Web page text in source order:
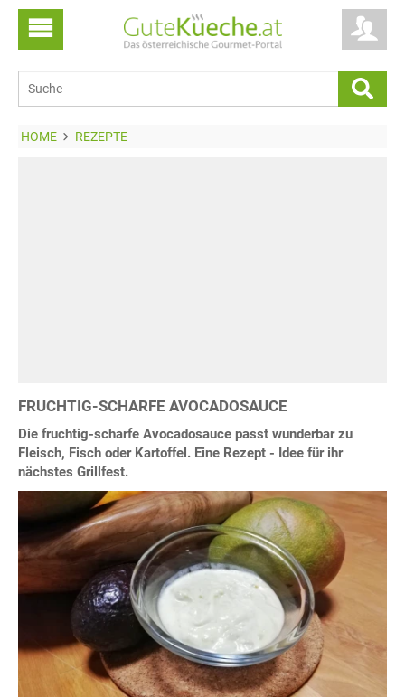
HOME REZEPTE
FRUCHTIG-SCHARFE AVOCADOSAUCE
Die fruchtig-scharfe Avocadosauce passt wunderbar zu
Fleisch, Fisch oder Kartoffel. Eine Rezept - Idee für ihr
nächstes Grillfest.